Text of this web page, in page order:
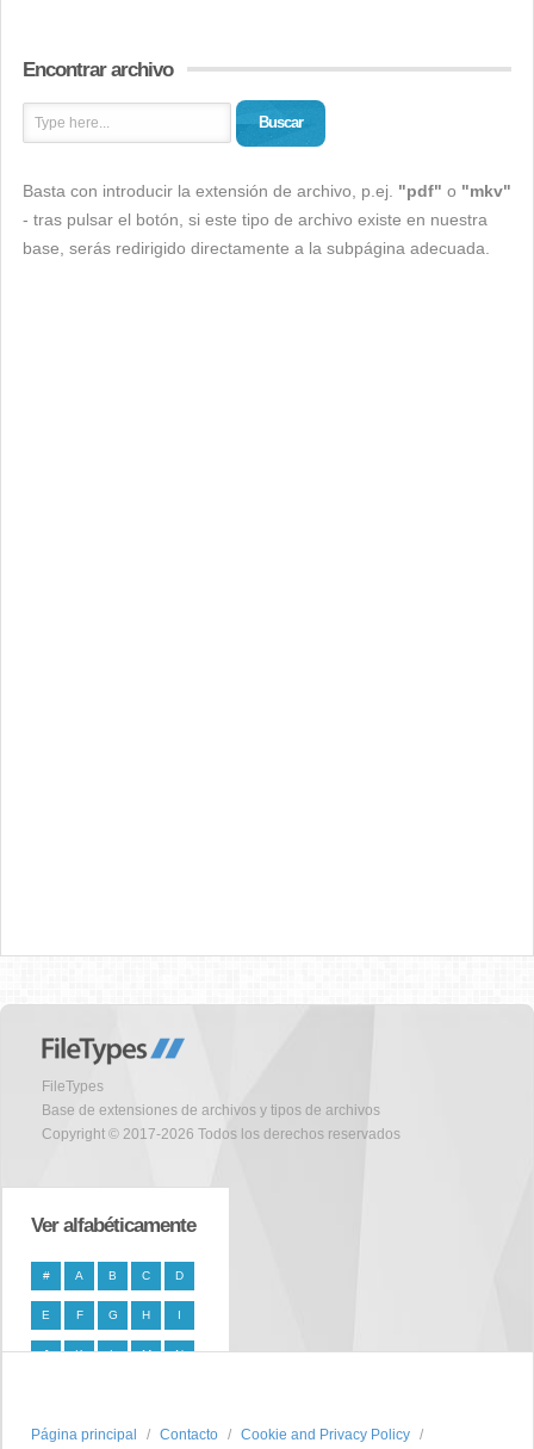
Encontrar archivo
Buscar
Basta con introducir la extensión de archivo, p.ej. "pdf" o "mkv"
- tras pulsar el botón, si este tipo de archivo existe en nuestra
base, serás redirigido directamente a la subpágina adecuada.
FileTypes
Base de extensiones de archivos y tipos de archivos
Copyright © 2017-2026 Todos los derechos reservados
Ver alfabéticamente
# A B C D
E F G H I
J K L M N
T U V W X
Página principal Contacto Cookie and Privacy Policy